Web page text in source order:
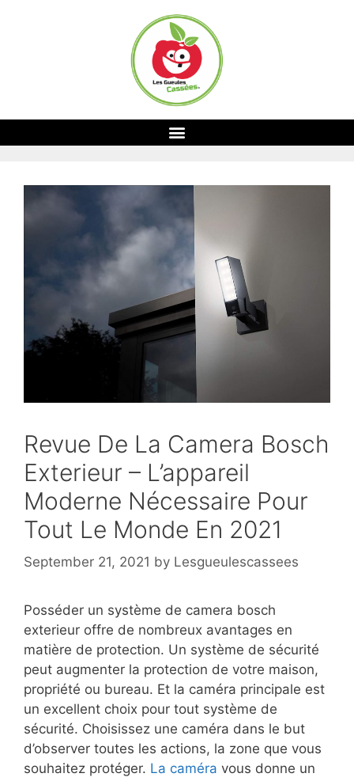
Revue De La Camera Bosch
Exterieur – L’appareil
Moderne Nécessaire Pour
Tout Le Monde En 2021
September 21, 2021 by Lesgueulescassees
Posséder un système de camera bosch
exterieur offre de nombreux avantages en
matière de protection. Un système de sécurité
peut augmenter la protection de votre maison,
propriété ou bureau. Et la caméra principale est
un excellent choix pour tout système de
sécurité. Choisissez une caméra dans le but
d’observer toutes les actions, la zone que vous
souhaitez protéger. La caméra vous donne un